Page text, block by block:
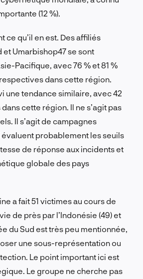
(12 %).
ce qu’il en est. Des affiliés
Umarbishop47 se sont
Pacifique, avec 76 % et 81 %
dans cette région.
une tendance similaire, avec 42
cette région. Il ne s’agit pas
Il s’agit de campagnes
probablement les seuils
de réponse aux incidents et
globale des pays
a fait 51 victimes au cours de
de près par l’Indonésie (49) et
du Sud est très peu mentionnée,
une sous-représentation ou
Le point important ici est
Le groupe ne cherche pas